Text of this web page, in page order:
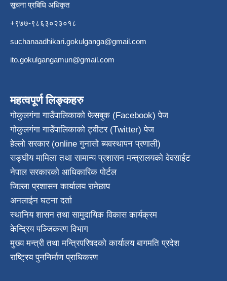
सूचना प्रबिधि अधिकृत
+९७७-९८६३०२३०१८
suchanaadhikari.gokulganga@gmail.com
ito.gokulgangamun@gmail.com
महत्वपूर्ण लिङ्कहरु
गोकुलगंगा गाउँपालिकाको फेसबुक (Facebook) पेज
गोकुलगंगा गाउँपालिकाको ट्वीटर (Twitter) पेज
हेल्लो सरकार (online गुनासो ब्यवस्थापन प्रणाली)
सङ्घीय मामिला तथा सामान्य प्रशासन मन्त्रालयको वेवसाईट
नेपाल सरकारको आधिकारिक पोर्टल
जिल्ला प्रशासन कार्यालय रामेछाप
अनलाईन घटना दर्ता
स्थानिय शासन तथा सामुदायिक विकास कार्यक्रम
केन्द्रिय पञ्जिकरण विभाग
मुख्य मन्त्री तथा मन्त्रिपरिषदको कार्यालय बागमति प्रदेश
राष्ट्रिय पुननिर्माण प्राधिकरण